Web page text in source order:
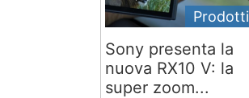
Prodotti
Sony presenta la
nuova RX10 V: la
super zoom...